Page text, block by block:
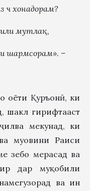
ч хонадорам?
мутлақ,
шармсорам». –
оёти Қуръонӣ, ки
шакл гирифтааст
мекунад, ки
муовини Раиси
зебо мерасад ва
дар муқобили
ва ин